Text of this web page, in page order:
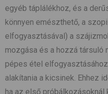
egyéb táplálékhoz, és a
könnyen emészthető, a
elfogyasztásával) a
mozgása és a hozzá társuló
pépes étel
alakítania a kicsinek. Ehhez
ha az első próbálkozásoknál